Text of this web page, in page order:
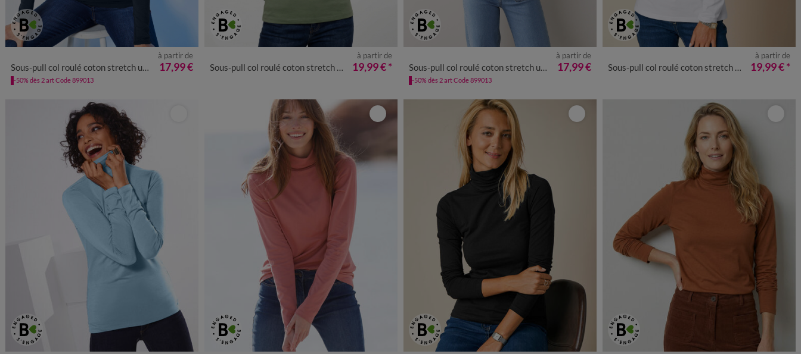
52 54
Sous-pull col roulé coton stretch uni
à partir de
17,99 €
-50% dès 2 art Code 899013
52 54
Sous-pull col roulé coton stretch uni
à partir de
19,99 €*
52 54
Sous-pull col roulé coton stretch uni
à partir de
17,99 €
-50% dès 2 art Code 899013
52 54
Sous-pull col roulé coton stretch uni
à partir de
19,99 €*